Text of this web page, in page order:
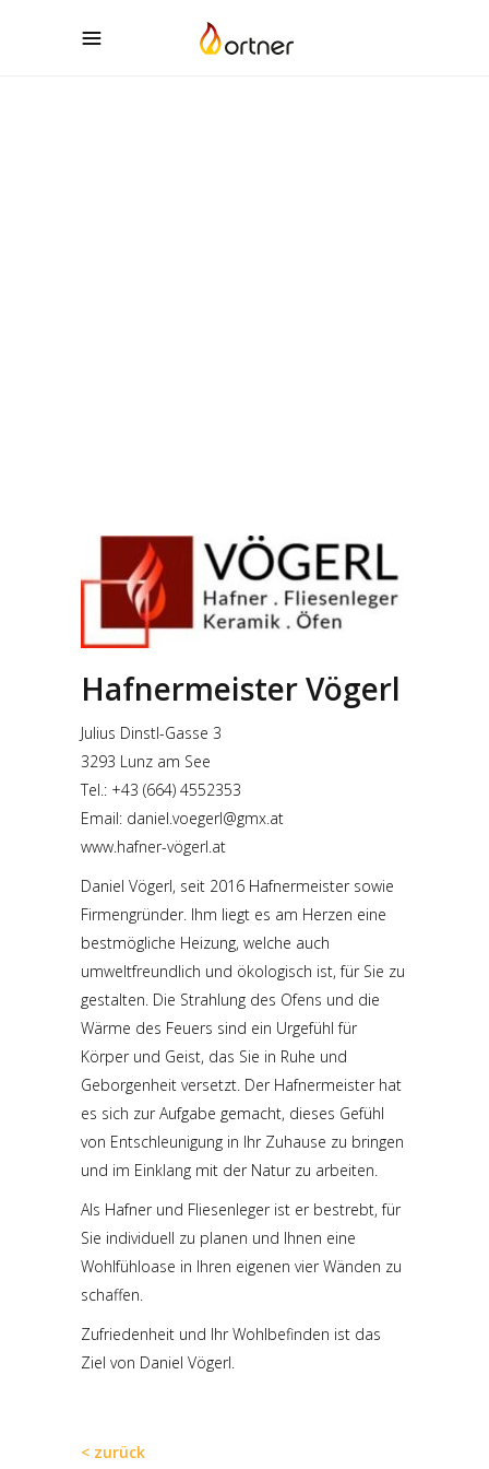
Hafnermeister Vögerl
Julius Dinstl-Gasse 3
3293 Lunz am See
Tel.: +43 (664) 4552353
Email: daniel.voegerl@gmx.at
www.hafner-vögerl.at
Daniel Vögerl, seit 2016 Hafnermeister sowie
Firmengründer. Ihm liegt es am Herzen eine
bestmögliche Heizung, welche auch
umweltfreundlich und ökologisch ist, für Sie zu
gestalten. Die Strahlung des Ofens und die
Wärme des Feuers sind ein Urgefühl für
Körper und Geist, das Sie in Ruhe und
Geborgenheit versetzt. Der Hafnermeister hat
es sich zur Aufgabe gemacht, dieses Gefühl
von Entschleunigung in Ihr Zuhause zu bringen
und im Einklang mit der Natur zu arbeiten.
Als Hafner und Fliesenleger ist er bestrebt, für
Sie individuell zu planen und Ihnen eine
Wohlfühloase in Ihren eigenen vier Wänden zu
schaffen.
Zufriedenheit und Ihr Wohlbefinden ist das
Ziel von Daniel Vögerl.
< zurück